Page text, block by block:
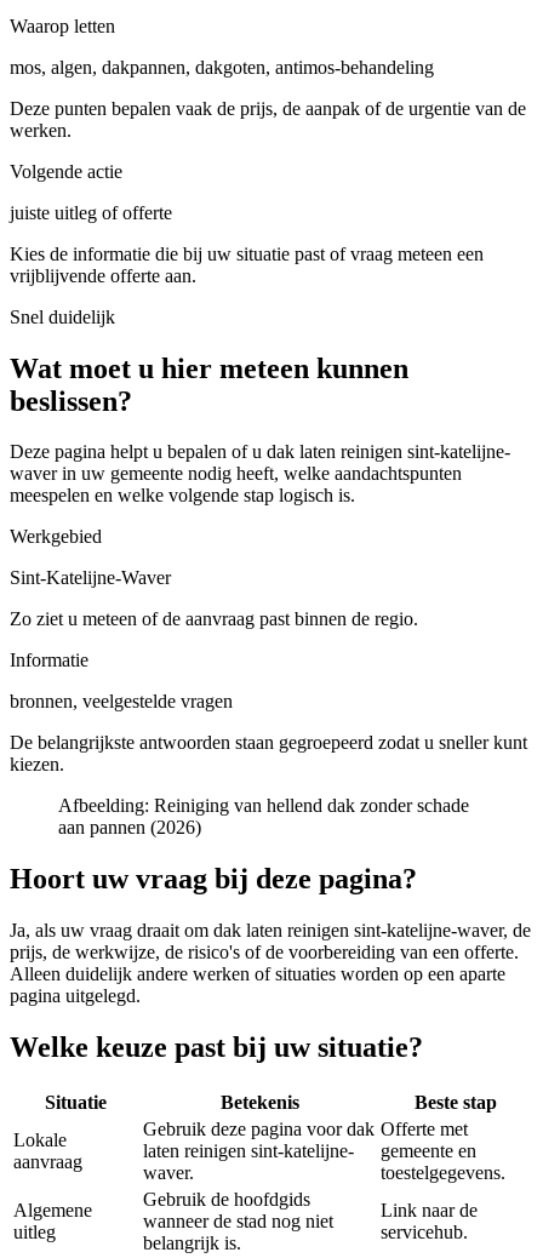
Waarop letten
mos, algen, dakpannen, dakgoten, antimos-behandeling
Deze punten bepalen vaak de prijs, de aanpak of de urgentie van de
werken.
Volgende actie
juiste uitleg of offerte
Kies de informatie die bij uw situatie past of vraag meteen een
vrijblijvende offerte aan.
Snel duidelijk
Wat moet u hier meteen kunnen
beslissen?
Deze pagina helpt u bepalen of u dak laten reinigen sint-katelijne-
waver in uw gemeente nodig heeft, welke aandachtspunten
meespelen en welke volgende stap logisch is.
Werkgebied
Sint-Katelijne-Waver
Zo ziet u meteen of de aanvraag past binnen de regio.
Informatie
bronnen, veelgestelde vragen
De belangrijkste antwoorden staan gegroepeerd zodat u sneller kunt
kiezen.
Afbeelding: Reiniging van hellend dak zonder schade
aan pannen (2026)
Hoort uw vraag bij deze pagina?
Ja, als uw vraag draait om dak laten reinigen sint-katelijne-waver, de
prijs, de werkwijze, de risico's of de voorbereiding van een offerte.
Alleen duidelijk andere werken of situaties worden op een aparte
pagina uitgelegd.
Welke keuze past bij uw situatie?
Situatie Betekenis
Beste stap
Lokale
aanvraag
Gebruik deze pagina voor dak
laten reinigen sint-katelijne-
waver.
Offerte met
gemeente en
toestelgegevens.
Algemene
uitleg
Gebruik de hoofdgids
wanneer de stad nog niet
belangrijk is.
Link naar de
servicehub.